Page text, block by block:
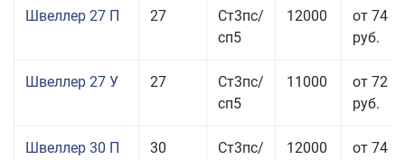
Швеллер 27 П 27
Ст3пс/
сп5
12000
от 74
руб.
Швеллер 27 У 27
Ст3пс/
сп5
11000
от 72
руб.
Швеллер 30 П 30
Ст3пс/
12000
от 74